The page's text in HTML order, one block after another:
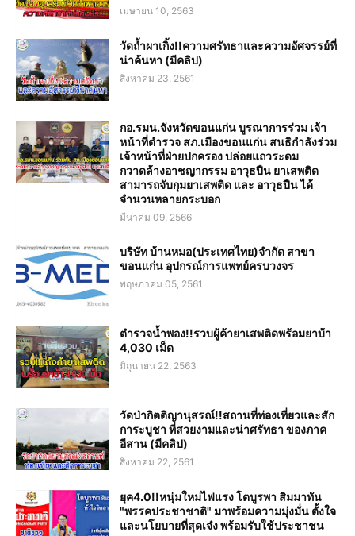
เมษายน 10, 2563
วัดถ้ำผาเกิ้ง!!ความศรัทธาและความอัศจรรย์ที่
น่าค้นหา (มีคลิป)
สิงหาคม 23, 2561
กอ.รมน.จังหวัดขอนแก่น บูรณาการร่วม เจ้า
หน้าที่ตำรวจ สภ.เมืองขอนแก่น สนธิกำลังร่วม
เจ้าหน้าที่ฝ่ายปกครอง ปล่อยแถวระดม
กวาดล้างอาชญากรรม อาวุธปืน ยาเสพติด
สามารถจับกุมยาเสพติด และ อาวุธปืน ได้
จำนวนหลายกระบอก
มีนาคม 09, 2566
บริษัท บ้านหมอ(ประเทศไทย)จำกัด สาขา
ขอนแก่น อุปกรณ์การแพทย์ครบวงจร
พฤษภาคม 05, 2561
ตำรวจน้ำพอง!!รวบผู้ค้ายาเสพติดพร้อมยาบ้า
4,030 เม็ด
มิถุนายน 22, 2563
วัดป่ากิตติญานุสรณ์!!สถานที่ท่องเที่ยวและสัก
การะบูชา ที่สวยงามและน่าศรัทธา ของภาค
อีสาน (มีคลิป)
สิงหาคม 22, 2561
ยุค4.0!!หนุ่มใหม่ไฟแรง โตบูรพา สิมมาทัน
"พรรคประชาชาติ" มาพร้อมความมุ่งมั่น ตั้งใจ
และนโยบายที่สุดเจ๋ง พร้อมรับใช้ประชาชน